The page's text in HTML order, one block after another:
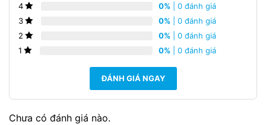
4
0% | 0 đánh giá
3
0% | 0 đánh giá
2
0% | 0 đánh giá
1
0% | 0 đánh giá
ĐÁNH GIÁ NGAY
Chưa có đánh giá nào.